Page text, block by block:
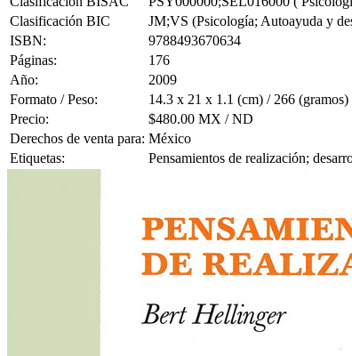
Clasificación BIC
JM;VS (Psicología; Autoayuda y
ISBN:
9788493670634
Páginas:
176
Año:
2009
Formato / Peso:
14.3 x 21 x 1.1 (cm) / 266 (gramos)
Precio:
$480.00 MX / ND
Derechos de venta para: México
Etiquetas:
Pensamientos de realización;